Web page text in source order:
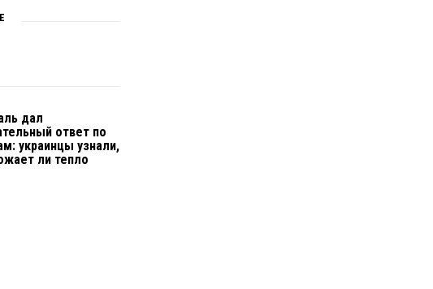
дал
ответ по
украинцы узнали,
ли тепло